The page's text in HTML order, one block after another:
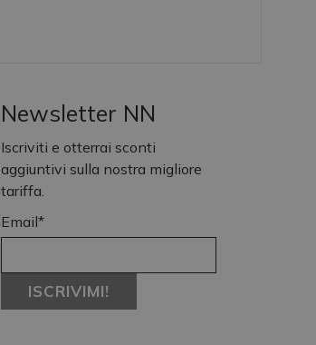
Newsletter NN
Iscriviti e otterrai sconti
aggiuntivi sulla nostra migliore
tariffa.
Email*
ISCRIVIMI!